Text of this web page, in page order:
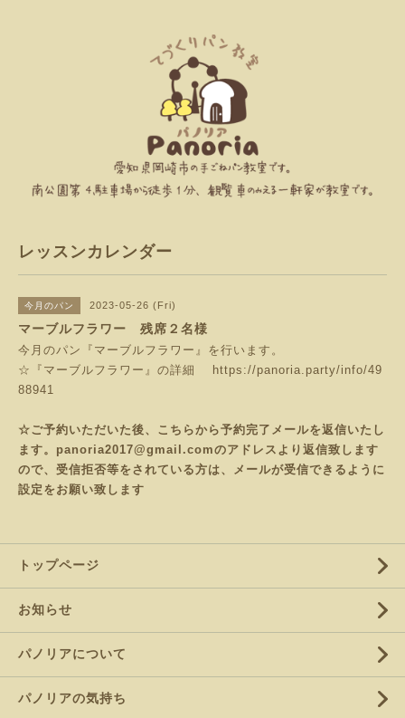
レッスンカレンダー
今月のパン 2023-05-26 (Fri)
マーブルフラワー 残席２名様
今月のパン『マーブルフラワー』を行います。
☆『マーブルフラワー』の詳細
https://panoria.party/info/49
88941
☆ご予約いただいた後、こちらから予約完了メールを返信いたし
ます。panoria2017@gmail.comのアドレスより返信致します
ので、受信拒否等をされている方は、メールが受信できるように
設定をお願い致します
トップページ
お知らせ
パノリアについて
パノリアの気持ち